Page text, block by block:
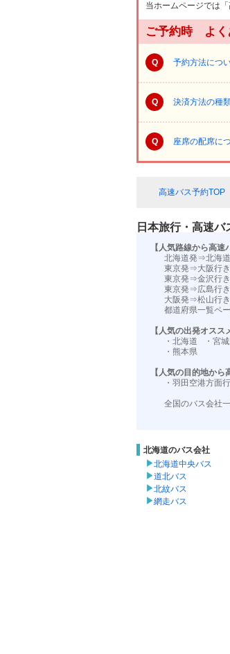
当ホームページでは
ご予約時 よく
Q 予約方法につ
Q 決済方法の種
Q 座席の配席に
高速バス予約TOP
日本旅行・高速
【人気路線から高速
北海道発⇒北海道
東京発⇒大阪行き
東京発⇒金沢行き
東京発⇒広島行き
大阪発⇒松山行き
都道府県一覧ペ
【人気の出発オスス
・北海道
・宮
・熊本県
【人気の目的地から
・羽田空港方面
全国のバス会社
北海道のバス会社
北海道中央バス
道北バス
北紋バス
網走バス